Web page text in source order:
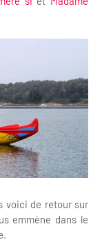
voici de retour sur
emmène dans le